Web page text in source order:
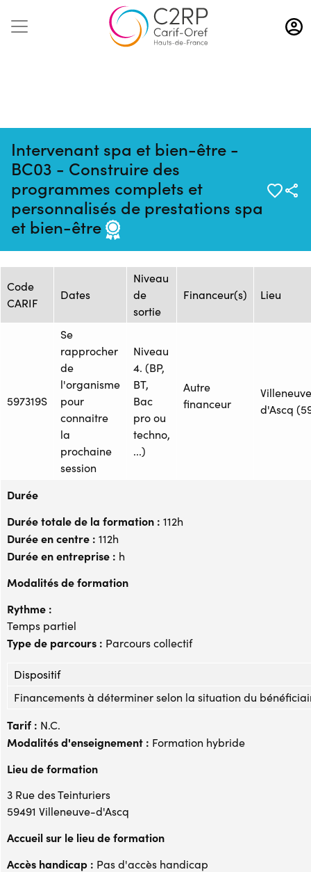
Aller
au
contenu
Intervenant spa et bien-être -
BC03 - Construire des
programmes complets et
personnalisés de prestations spa
et bien-être
Mise à jour :
16/04/2026
Formation :
2476253F
Source :
TEMANA
Session de formation
Code
CARIF
Dates
Niveau
de
sortie
Financeur(s) Lieu
597319S
Se
rapprocher
de
l'organisme
pour
connaitre
la
prochaine
session
Niveau
4. (BP,
BT,
Bac
pro ou
techno,
...)
Autre
financeur
d'Ascq
Durée
Durée totale de la formation : 112h
Durée en centre : 112h
Durée en entreprise : h
Modalités de formation
Rythme :
Temps partiel
Type de parcours : Parcours collectif
Dispositif
Financements à déterminer selon la situation du
Tarif : N.C.
Modalités d'enseignement : Formation hybride
Lieu de formation
3 Rue des Teinturiers
59491 Villeneuve-d'Ascq
Accueil sur le lieu de formation
Accès handicap : Pas d'accès handicap